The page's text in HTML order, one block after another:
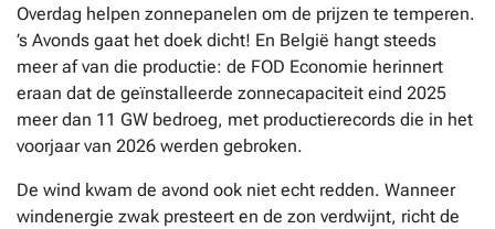
Overdag helpen zonnepanelen om de prijzen te temperen.
’s Avonds gaat het doek dicht! En België hangt steeds
meer af van die productie: de FOD Economie herinnert
eraan dat de geïnstalleerde zonnecapaciteit eind 2025
meer dan 11 GW bedroeg, met productierecords die in het
voorjaar van 2026 werden gebroken.
De wind kwam de avond ook niet echt redden. Wanneer
windenergie zwak presteert en de zon verdwijnt, richt de